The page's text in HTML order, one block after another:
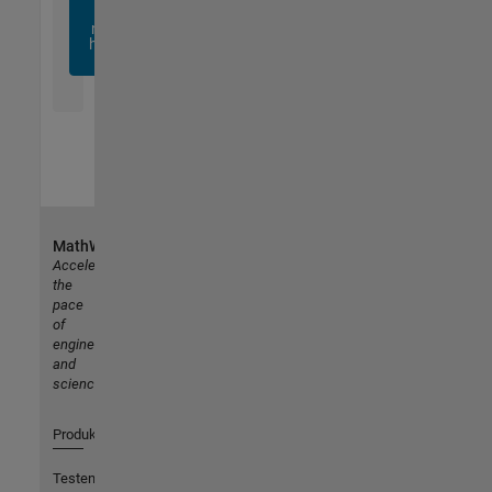
noch
heute
MathWorks
Accelerating
the
pace
of
engineering
and
science
Produkte
Testen oder Kaufen